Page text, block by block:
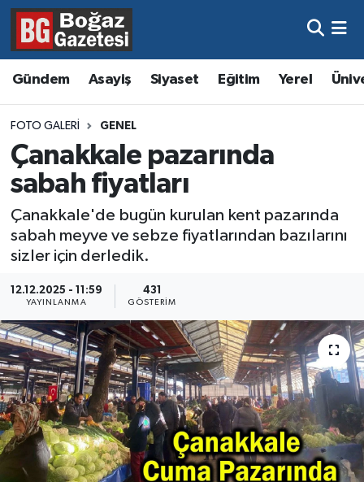
Gündem Asayiş Siyaset Eğitim Yerel
FOTO GALERI GENEL
Çanakkale pazarında
sabah fiyatları
Çanakkale'de bugün kurulan kent pazarında
sabah meyve ve sebze fiyatlarından bazılarını
sizler için derledik.
12.12.2025 - 11:59
YAYINLANMA
431
GÖSTERIM
Asayiş
Eğitim
Ekonomi
Gündem
Kültür ve Sanat
Resmi İlanlar
Sağlık
Hava Durumu
Trafik Durumu
Süper Lig Puan Durumu ve Fikstür
Tüm Manşetler
Son Dakika Haberleri